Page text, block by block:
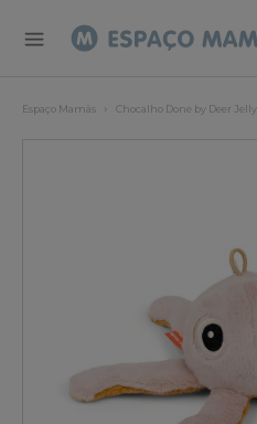
Espaço Mamãs Chocalho Done by Deer Jelly